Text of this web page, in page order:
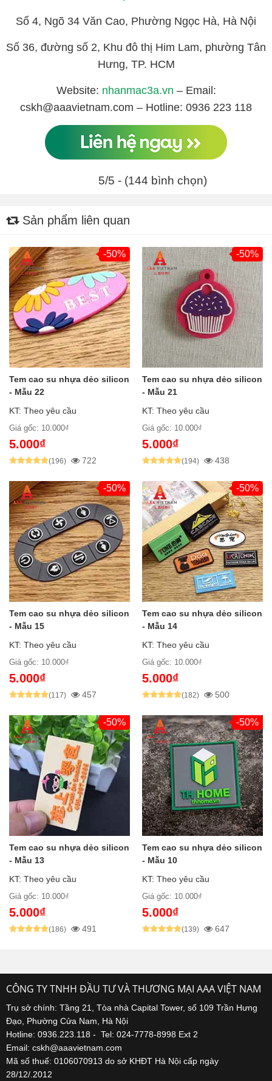
Số 4, Ngõ 34 Văn Cao, Phường Ngọc Hà, Hà Nội
Số 36, đường số 2, Khu đô thị Him Lam, phường Tân
Hưng, TP. HCM
Website: nhanmac3a.vn – Email:
cskh@aaavietnam.com – Hotline: 0936 223 118
5/5 - (144 bình chọn)
Sản phẩm liên quan
-50%
Tem cao su nhựa dẻo silicon
- Mẫu 22
KT: Theo yêu cầu
Giá gốc: 10.000₫
5.000₫
(196) 722
-50%
Tem cao su nhựa dẻo silicon
- Mẫu 21
KT: Theo yêu cầu
Giá gốc: 10.000₫
5.000₫
(194) 438
-50%
Tem cao su nhựa dẻo silicon
- Mẫu 15
KT: Theo yêu cầu
Giá gốc: 10.000₫
5.000₫
(117) 457
-50%
Tem cao su nhựa dẻo silicon
- Mẫu 14
KT: Theo yêu cầu
Giá gốc: 10.000₫
5.000₫
(182) 500
-50%
Tem cao su nhựa dẻo silicon
- Mẫu 13
KT: Theo yêu cầu
Giá gốc: 10.000₫
5.000₫
(186) 491
-50%
Tem cao su nhựa dẻo silicon
- Mẫu 10
KT: Theo yêu cầu
Giá gốc: 10.000₫
5.000₫
(139) 647
CÔNG TY TNHH ĐẦU TƯ VÀ THƯƠNG MẠI AAA VIỆT NAM
Trụ sở chính: Tầng 21, Tòa nhà Capital Tower, số 109 Trần Hưng
Đạo, Phường Cửa Nam, Hà Nội
Hotline: 0936.223.118 - Tel: 024-7778-8998 Ext 2
Email: cskh@aaavietnam.com
Mã số thuế: 0106070913 do sở KHĐT Hà Nội cấp ngày
28/12/.2012